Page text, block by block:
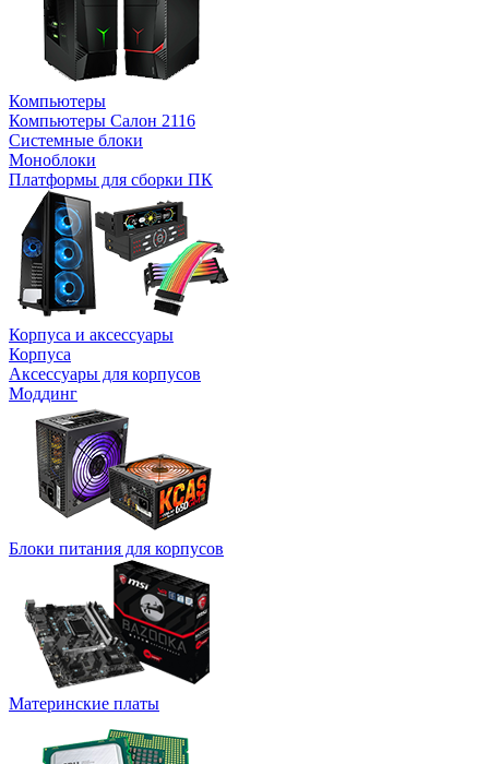
Компьютеры
Компьютеры Салон 2116
Системные блоки
Моноблоки
Платформы для сборки ПК
Корпуса и аксессуары
Корпуса
Аксессуары для корпусов
Моддинг
Блоки питания для корпусов
Материнские платы